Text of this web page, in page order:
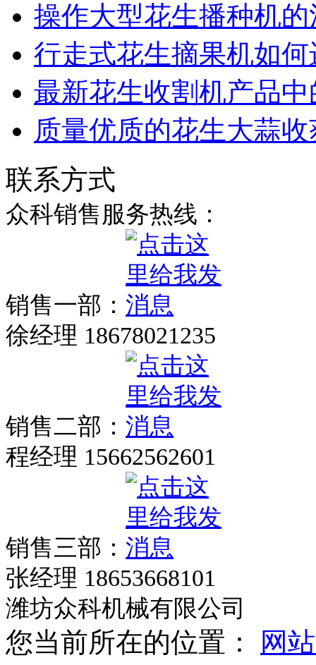
操作大型花生播种机
行走式花生摘果机如
最新花生收割机产品
质量优质的花生大蒜
联系方式
众科销售服务热线：
销售一部：
徐经理 18678021235
销售二部：
程经理 15662562601
销售三部：
张经理 18653668101
潍坊众科机械有限公司
您当前所在的位置： 网